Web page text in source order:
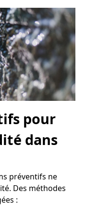
pour
dans
préventifs ne
Des méthodes
: